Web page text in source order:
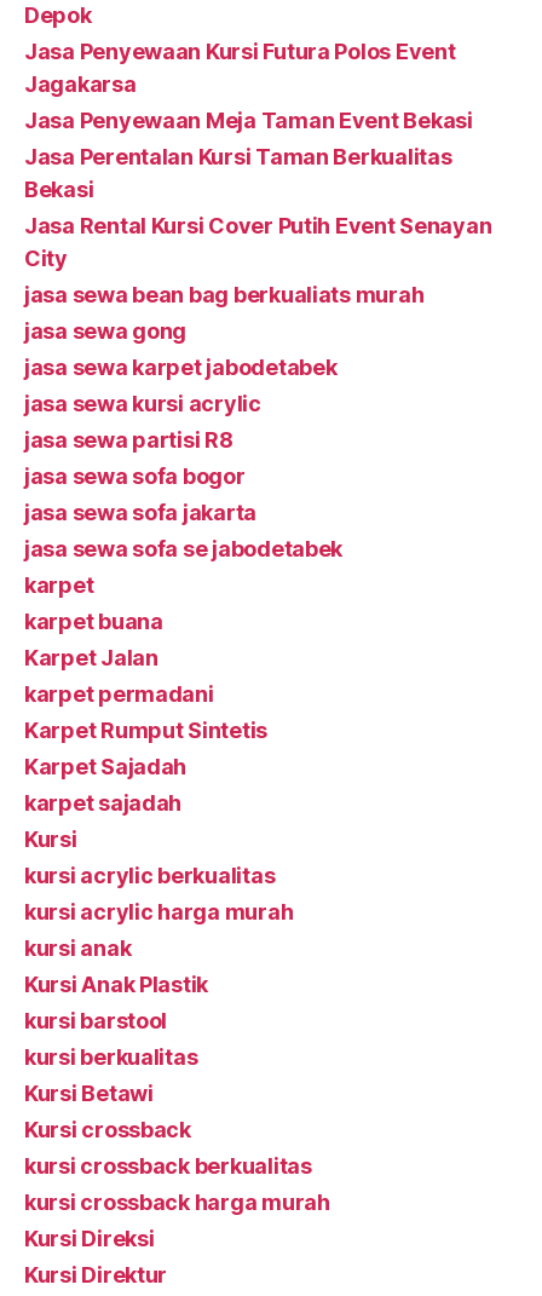
Depok
Jasa Penyewaan Kursi Futura Polos Event
Jagakarsa
Jasa Penyewaan Meja Taman Event Bekasi
Jasa Perentalan Kursi Taman Berkualitas
Bekasi
Jasa Rental Kursi Cover Putih Event Senayan
City
jasa sewa bean bag berkualiats murah
jasa sewa gong
jasa sewa karpet jabodetabek
jasa sewa kursi acrylic
jasa sewa partisi R8
jasa sewa sofa bogor
jasa sewa sofa jakarta
jasa sewa sofa se jabodetabek
karpet
karpet buana
Karpet Jalan
karpet permadani
Karpet Rumput Sintetis
Karpet Sajadah
karpet sajadah
Kursi
kursi acrylic berkualitas
kursi acrylic harga murah
kursi anak
Kursi Anak Plastik
kursi barstool
kursi berkualitas
Kursi Betawi
Kursi crossback
kursi crossback berkualitas
kursi crossback harga murah
Kursi Direksi
Kursi Direktur